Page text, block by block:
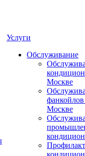
Услуги
Обслуживание
Москве
Москве